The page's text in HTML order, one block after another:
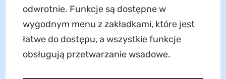
odwrotnie. Funkcje są dostępne w
wygodnym menu z zakładkami, które jest
łatwe do dostępu, a wszystkie funkcje
obsługują przetwarzanie wsadowe.